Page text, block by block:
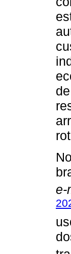
e-